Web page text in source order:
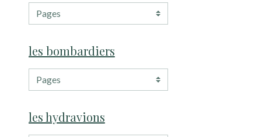
les bombardiers
les hydravions